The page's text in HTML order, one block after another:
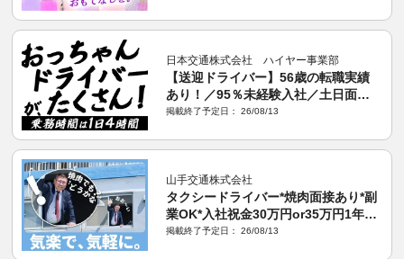
日本交通株式会社 ハイヤー事業部
【送迎ドライバー】56歳の転職実績
あり！／95％未経験入社／土日面接
可／平均年収600万円／完全予約制
掲載終了予定日： 26/08/13
山手交通株式会社
タクシードライバー*焼肉面接あり*副
業OK*入社祝金30万円or35万円1年間
保証*二種免許取得費用全額負担
掲載終了予定日： 26/08/13